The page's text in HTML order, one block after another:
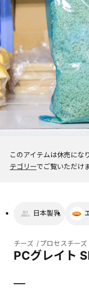
このアイテムは休売にな
テゴリーでご覧いただけま
日本製乳
チーズ プロセスチーズ
PCグレイト